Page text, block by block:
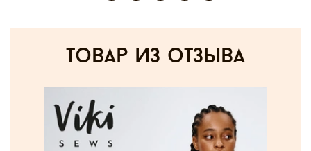
товар из отзыва